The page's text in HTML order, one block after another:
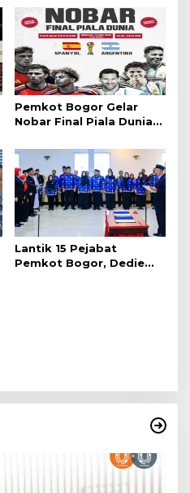
Pemkot Bogor Gelar
Nobar Final Piala Dunia
Lantik 15 Pejabat
Pemkot Bogor, Dedie